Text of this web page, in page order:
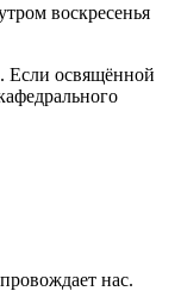
воскресенья
Если освящённой
нас.